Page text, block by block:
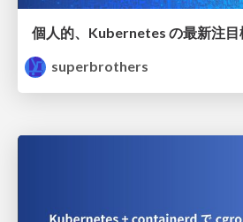
superbrothers